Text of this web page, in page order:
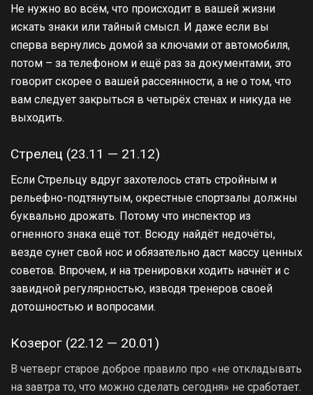
Не нужно во всём, что происходит в вашей жизни
искать знаки или тайный смысл. И даже если вы
сперва вернулись домой за ключами от автомобиля,
потом – за телефоном и ещё раз за документами, это
говорит скорее о вашей рассеянности, а не о том, что
вам следует закрыться в четырёх стенах и никуда не
выходить.
Стрелец (23.11 — 21.12)
Если Стрельцу вдруг захотелось стать стройным и
рельефно-подтянутым, окрестные спортзалы должны
буквально дрожать. Потому что инспектор из
огненного знака ещё тот. Всюду найдёт недочёты,
везде сунет свой нос и обязательно даст массу ценных
советов. Впрочем, и на тренировки ходить начнёт и с
завидной регулярностью, изводя тренеров своей
дотошностью и вопросами.
Козерог (22.12 — 20.01)
В четверг старое доброе правило про «не откладывать
на завтра то, что можно сделать сегодня» не сработает.